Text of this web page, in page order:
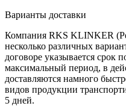
Варианты доставки
Компания RKS KLINKER
несколько различных
договоре указывается срок
максимальный период, в
доставляются намного
видов продукции
5 дней.